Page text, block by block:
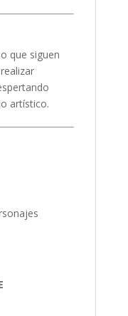
que siguen
artístico.